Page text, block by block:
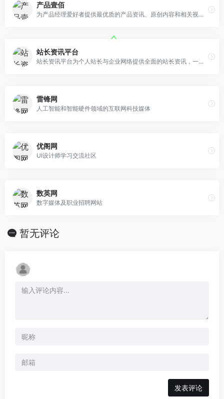
产品壹佰
为产品经理爱好者提供最优质的产品资讯、原创内容和相关视频课程
站长资讯平台
站长资讯平台为个人站长与企业网络提供全面的站长资讯，一站式网络解决方案，我们一直致力为中文网站提供动
雷锋网
人工智能和智能硬件领域的互联网科技媒体
优阁网
UI设计师学习交流社区
数英网
数字媒体及职业招聘网站
暂无评论
发表评论